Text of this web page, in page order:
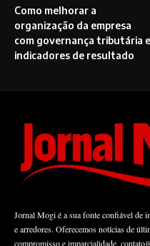
Como melhorar a
organização da empresa
com governança tributária e
indicadores de resultado
Jornal Mogi é a sua fonte confiável de
e arredores. Oferecemos notícias de
compromisso e imparcialidade.